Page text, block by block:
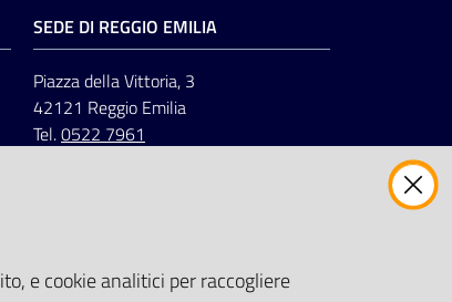
SEDE DI REGGIO EMILIA
Piazza della Vittoria, 3
42121 Reggio Emilia
Tel.0522 7961
e cookie analitici per raccogliere